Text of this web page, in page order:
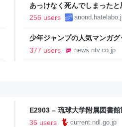
あっけなく死んでしまった
256 users
少年ジャンプの人気マンガ
逮捕 総額43億円以上（2026
377 users news.ntv.co.jp
E2903 – 琉球大学附属図書
36 users
current.ndl.go.jp